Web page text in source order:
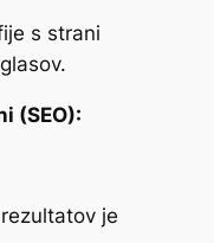
s strani
(SEO):
je